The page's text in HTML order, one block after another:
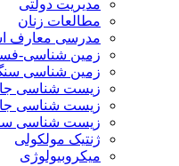
مدیریت دولتی
مطالعات زنان
مدرسی معارف
زمین شناسی-
زمین شناسی
زیست شناسی
زیست شناسی
زیست شناسی
ژنتیک مولکولی
میکروبیولوژی